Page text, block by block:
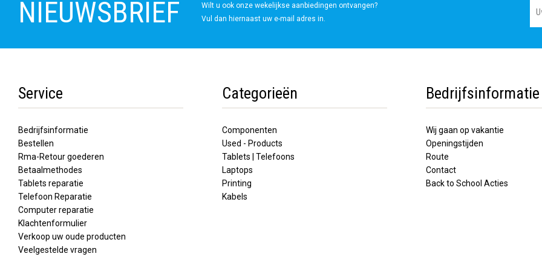
NIEUWSBRIEF
Wilt u ook onze wekelijkse aanbiedingen ontvangen?
Vul dan hiernaast uw e-mail adres in.
Service
Bedrijfsinformatie
Bestellen
Rma-Retour goederen
Betaalmethodes
Tablets reparatie
Telefoon Reparatie
Computer reparatie
Klachtenformulier
Verkoop uw oude producten
Veelgestelde vragen
Categorieën
Componenten
Used - Products
Tablets | Telefoons
Laptops
Printing
Kabels
Bedrijfsinformatie
Wij gaan op vakantie
Openingstijden
Route
Contact
Back to School Acties